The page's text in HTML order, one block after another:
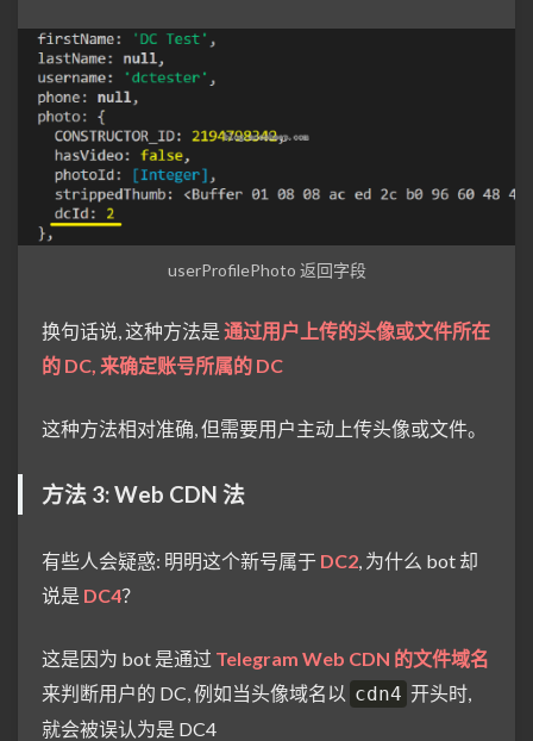
userProfilePhoto 返回字段
换句话说, 这种方法是 通过用户上传的头像或文件所在
的 DC, 来确定账号所属的 DC
这种方法相对准确, 但需要用户主动上传头像或文件。
方法 3: Web CDN 法
有些人会疑惑: 明明这个新号属于 DC2, 为什么 bot 却
说是 DC4？
这是因为 bot 是通过 Telegram Web CDN 的文件域名
来判断用户的 DC, 例如当头像域名以 cdn4 开头时,
就会被误认为是 DC4